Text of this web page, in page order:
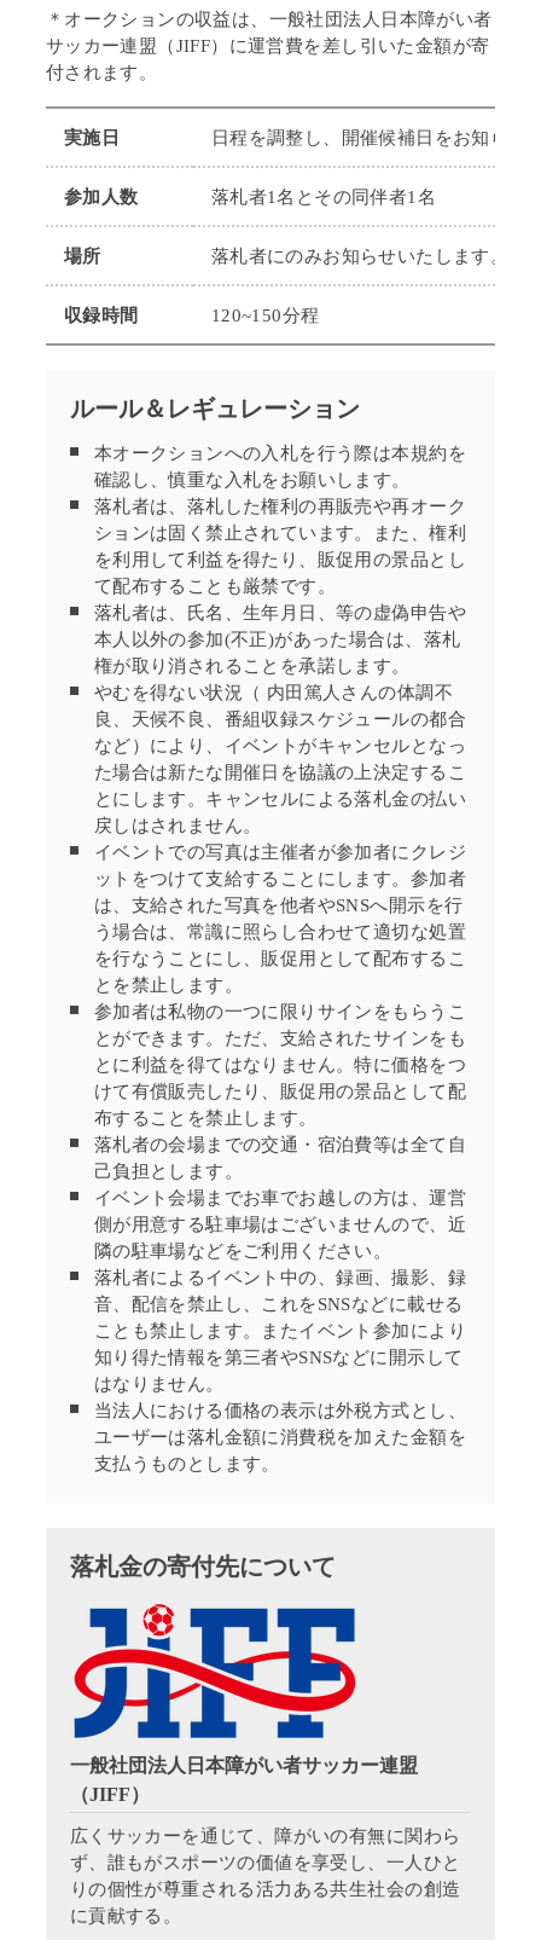
＊オークションの収益は、一般社団法人日本障がい者
サッカー連盟（JIFF）に運営費を差し引いた金額が寄
付されます。
実施日
日程を調整し、開催候補日をお知らせ
参加人数
落札者1名とその同伴者1名
場所
落札者にのみお知らせいたします。（
収録時間
120~150分程
ルール＆レギュレーション
本オークションへの入札を行う際は本規約を
確認し、慎重な入札をお願いします。
落札者は、落札した権利の再販売や再オーク
ションは固く禁止されています。また、権利
を利用して利益を得たり、販促用の景品とし
て配布することも厳禁です。
落札者は、氏名、生年月日、等の虚偽申告や
本人以外の参加(不正)があった場合は、落札
権が取り消されることを承諾します。
やむを得ない状況（ 内田篤人さんの体調不
良、天候不良、番組収録スケジュールの都合
など）により、イベントがキャンセルとなっ
た場合は新たな開催日を協議の上決定するこ
とにします。キャンセルによる落札金の払い
戻しはされません。
イベントでの写真は主催者が参加者にクレジ
ットをつけて支給することにします。参加者
は、支給された写真を他者やSNSへ開示を行
う場合は、常識に照らし合わせて適切な処置
を行なうことにし、販促用として配布するこ
とを禁止します。
参加者は私物の一つに限りサインをもらうこ
とができます。ただ、支給されたサインをも
とに利益を得てはなりません。特に価格をつ
けて有償販売したり、販促用の景品として配
布することを禁止します。
落札者の会場までの交通・宿泊費等は全て自
己負担とします。
イベント会場までお車でお越しの方は、運営
側が用意する駐車場はございませんので、近
隣の駐車場などをご利用ください。
落札者によるイベント中の、録画、撮影、録
音、配信を禁止し、これをSNSなどに載せる
ことも禁止します。またイベント参加により
知り得た情報を第三者やSNSなどに開示して
はなりません。
当法人における価格の表示は外税方式とし、
ユーザーは落札金額に消費税を加えた金額を
支払うものとします。
落札金の寄付先について
一般社団法人日本障がい者サッカー連盟
（JIFF）
広くサッカーを通じて、障がいの有無に関わら
ず、誰もがスポーツの価値を享受し、一人ひと
りの個性が尊重される活力ある共生社会の創造
に貢献する。